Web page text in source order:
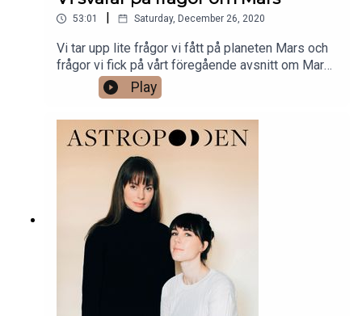
53:01 Saturday, December 26, 2020
Vi tar upp lite frågor vi fått på planeten Mars och
frågor vi fick på vårt föregående avsnitt om Mars i
respektive tecken.
Play